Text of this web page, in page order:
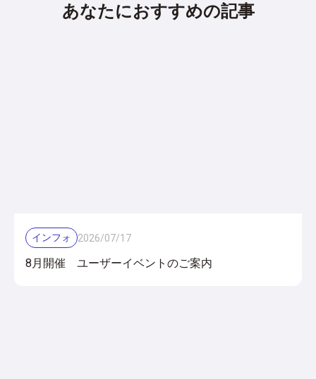
あなたにおすすめの記事
インフォ 2026/07/17
8月開催 ユーザーイベントのご案内